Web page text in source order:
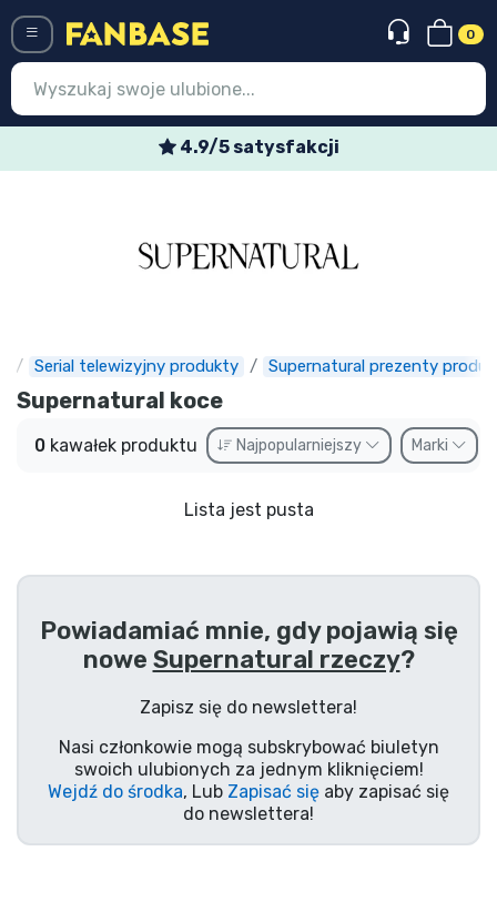
0
4.9/5 satysfakcji
Serial telewizyjny produkty Supernatural prezenty
Supernatural koce
0 kawałek produktu Najpopularniejszy Marki
Lista jest pusta
Powiadamiać mnie, gdy pojawią się
nowe Supernatural rzeczy?
Zapisz się do newslettera!
Nasi członkowie mogą subskrybować biuletyn
swoich ulubionych za jednym kliknięciem!
Wejdź do środka, Lub Zapisać się aby zapisać się
do newslettera!
Najnowsze rzeczy
Doręczenie ekspresowe
Przedsprzedaż
Outlet produkty
Wysyłka i płatność
Rzeczy seryjne
Rzeczy filmowe
Wspaniałe rzeczy
Rzeczy z anime
Rzeczy dla graczy